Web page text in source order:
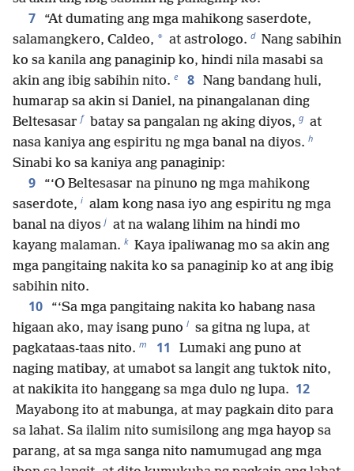
7
“At dumating ang mga mahikong saserdote,
salamangkero, Caldeo, * at astrologo. d Nang sabihin
ko sa kanila ang panaginip ko, hindi nila masabi sa
akin ang ibig sabihin nito. e 8 Nang bandang huli,
humarap sa akin si Daniel, na pinangalanan ding
Beltesasar f batay sa pangalan ng aking diyos, g at
nasa kaniya ang espiritu ng mga banal na diyos. h
Sinabi ko sa kaniya ang panaginip:
9
“‘O Beltesasar na pinuno ng mga mahikong
saserdote, i alam kong nasa iyo ang espiritu ng mga
banal na diyos j at na walang lihim na hindi mo
kayang malaman. k Kaya ipaliwanag mo sa akin ang
mga pangitaing nakita ko sa panaginip ko at ang ibig
sabihin nito.
10
“‘Sa mga pangitaing nakita ko habang nasa
higaan ako, may isang puno l sa gitna ng lupa, at
pagkataas-taas nito. m 11
Lumaki ang puno at
naging matibay, at umabot sa langit ang tuktok nito,
at nakikita ito hanggang sa mga dulo ng lupa. 12
Mayabong ito at mabunga, at may pagkain dito para
sa lahat. Sa ilalim nito sumisilong ang mga hayop sa
parang, at sa mga sanga nito namumugad ang mga